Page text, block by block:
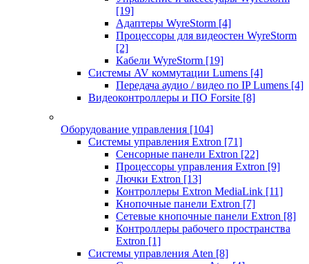
[19]
Адаптеры WyreStorm [4]
Процессоры для видеостен WyreStorm
[2]
Кабели WyreStorm [19]
Системы AV коммутации Lumens [4]
Передача аудио / видео по IP Lumens [4]
Видеоконтроллеры и ПО Forsite [8]
Оборудование управления [104]
Системы управления Extron [71]
Сенсорные панели Extron [22]
Процессоры управления Extron [9]
Лючки Extron [13]
Контроллеры Extron MediaLink [11]
Кнопочные панели Extron [7]
Сетевые кнопочные панели Extron [8]
Контроллеры рабочего пространства
Extron [1]
Системы управления Aten [8]